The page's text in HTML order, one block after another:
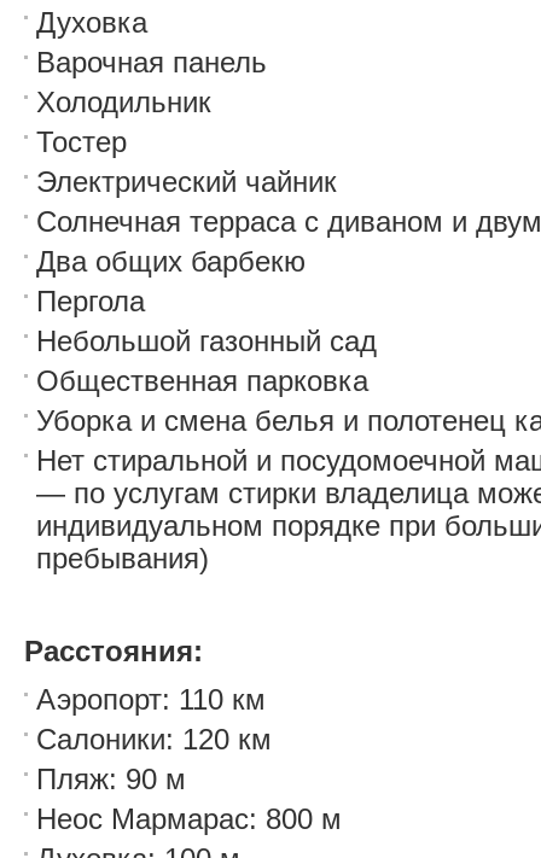
Духовка
Варочная панель
Холодильник
Тостер
Электрический чайник
Солнечная терраса с диваном и
Два общих барбекю
Пергола
Небольшой газонный сад
Общественная парковка
Уборка и смена белья и полотенец
Нет стиральной и посудомоечной
— по услугам стирки владелица
индивидуальном порядке при
пребывания)
Расстояния:
Аэропорт: 110 км
Салоники: 120 км
Пляж: 90 м
Неос Мармарас: 800 м